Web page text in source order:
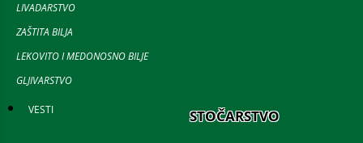
LIVADARSTVO
ZAŠTITA BILJA
LEKOVITO I MEDONOSNO BILJE
GLJIVARSTVO
VESTI STOČARSTVO